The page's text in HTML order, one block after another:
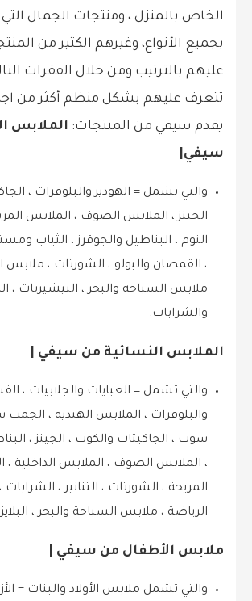
الخاص بالمنزل ، ومنتجات الجمال
بجميع الأنواع، وغيرهم الكثير من
عليهم بالترتيب ومن خلال الفقرات
تتعرف عليهم بشكل منظم أكثر من
يقدم سيفي من المنتجات: الملابس
سيفي|
والتي تشمل = الهوديز والبلوفرات ،
الجينز ، الملابس الصوف ، الملابس
النوم ، البناطيل والجوقرز ، الثياب
، القمصان والبولو ، الشورتات ، ملابس
ملابس السباحة والبحر ، التيشيرتات ،
والشرابات.
الملابس النسائية من سيفي |
والتي تشمل = العبايات والجلابيات ،
والبلوفرات ، الملابس الهندية ، الجمب
سوت ، الجاكيتات والكوت ، الجينز ،
، الملابس الصوف ، الملابس الداخلية ،
المريحة ، الشورتات ، التنانير ،
الرياضة ، ملابس السباحة والبحر ،
ملابس الأطفال من سيفي |
والتي تشمل ملابس الأولاد والبنات =